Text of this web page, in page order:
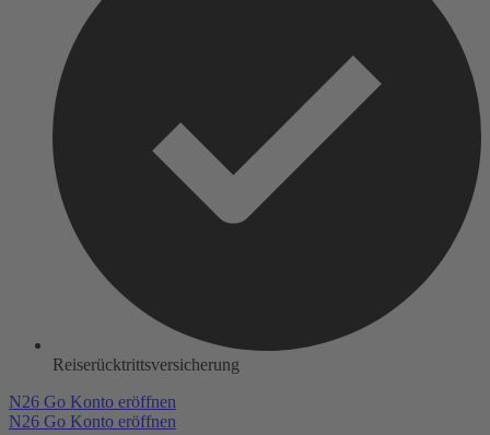
Reiserücktrittsversicherung
N26 Go Konto eröffnen
N26 Go Konto eröffnen